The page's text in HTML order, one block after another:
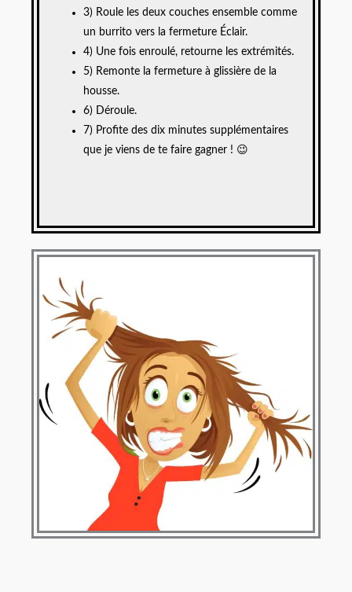
3) Roule les deux couches ensemble comme
un burrito vers la fermeture Éclair.
4) Une fois enroulé, retourne les extrémités.
5) Remonte la fermeture à glissière de la
housse.
6) Déroule.
7) Profite des dix minutes supplémentaires
que je viens de te faire gagner ! 😉